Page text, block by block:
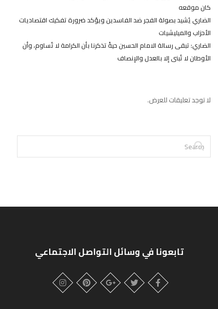
كان موقعه
الضاري يُشيد بصولة الفجر ضد الفاسدين ويؤكد ضرورة تفكيك اقتصاديات
الأحزاب والميليشيات
الضاري: تبقى رسالة الامام الحسين حيةً تذكرنا بأن الكرامة لا تُساوم، وأن
الأوطان لا تُبنى إلا بالعدل والإنصاف
لا توجد تعليقات للعرض.
تابعونا في وسائل التواصل الاجتماعي